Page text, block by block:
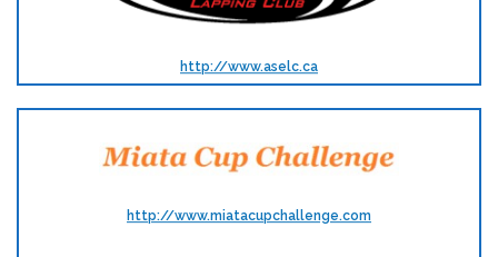
http://www.aselc.ca
http://www.miatacupchallenge.com